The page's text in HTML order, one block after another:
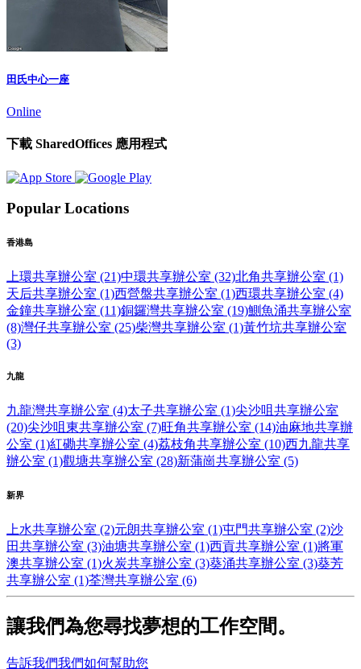
田氏中心一座
Online
下載 SharedOffices 應用程式
Popular Locations
香港島
上環共享辦公室 (21)中環共享辦公室 (32)北角共享辦公室 (1)
天后共享辦公室 (1)西營盤共享辦公室 (1)西環共享辦公室 (4)
金鐘共享辦公室 (11)銅鑼灣共享辦公室 (19)鰂魚涌共享辦公室
(8)灣仔共享辦公室 (25)柴灣共享辦公室 (1)黃竹坑共享辦公室
(3)
九龍
九龍灣共享辦公室 (4)太子共享辦公室 (1)尖沙咀共享辦公室
(20)尖沙咀東共享辦公室 (7)旺角共享辦公室 (14)油麻地共享辦
公室 (1)紅磡共享辦公室 (4)荔枝角共享辦公室 (10)西九龍共享
辦公室 (1)觀塘共享辦公室 (28)新蒲崗共享辦公室 (5)
新界
上水共享辦公室 (2)元朗共享辦公室 (1)屯門共享辦公室 (2)沙
田共享辦公室 (3)油塘共享辦公室 (1)西貢共享辦公室 (1)將軍
澳共享辦公室 (1)火炭共享辦公室 (3)葵涌共享辦公室 (3)葵芳
共享辦公室 (1)荃灣共享辦公室 (6)
讓我們為您尋找夢想的工作空間。
告訴我們我們如何幫助您